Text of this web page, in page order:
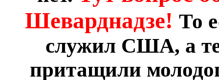
Шеварднадзе! То
служил США, а те
притащили